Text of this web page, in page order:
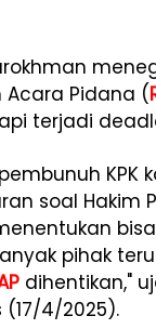
Pidana (
terjadi
KPK
soal Hakim
pihak
dihentikan,"
4/2025).